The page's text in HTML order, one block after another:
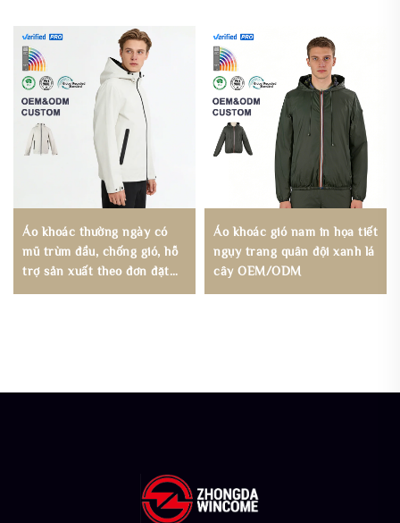
Áo khoác thường ngày có
mũ trùm đầu, chống gió, hỗ
trợ sản xuất theo đơn đặt
Áo khoác gió nam in họa tiết
ngụy trang quân đội xanh lá
cây OEM/ODM